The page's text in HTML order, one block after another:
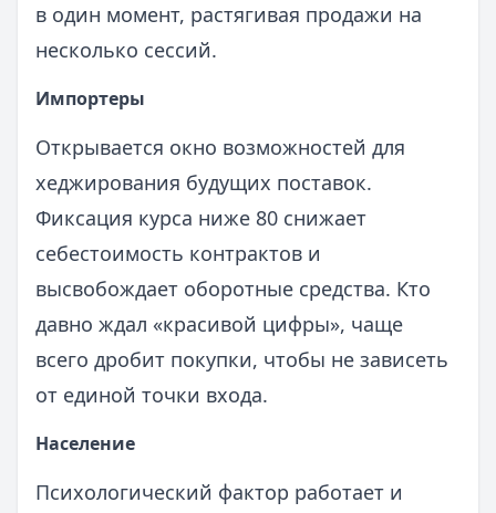
в один момент, растягивая продажи на
несколько сессий.
Импортеры
Открывается окно возможностей для
хеджирования будущих поставок.
Фиксация курса ниже 80 снижает
себестоимость контрактов и
высвобождает оборотные средства. Кто
давно ждал «красивой цифры», чаще
всего дробит покупки, чтобы не зависеть
от единой точки входа.
Население
Психологический фактор работает и